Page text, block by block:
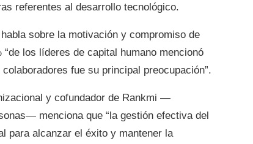
referentes al desarrollo tecnológico.
sobre la motivación y compromiso de
los líderes de capital humano mencionó
fue su principal preocupación”.
y cofundador de Rankmi —
menciona que “la gestión efectiva del
para alcanzar el éxito y mantener la